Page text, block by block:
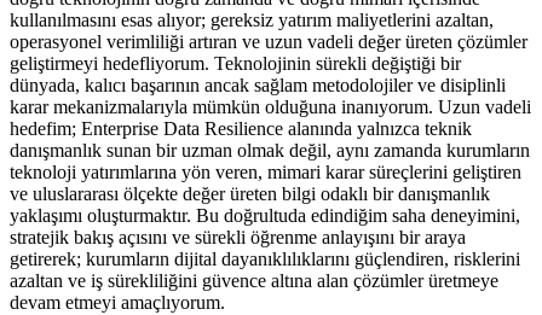
kullanılmasını esas alıyor; gereksiz yatırım maliyetlerini azaltan,
operasyonel verimliliği artıran ve uzun vadeli değer üreten çözümler
geliştirmeyi hedefliyorum. Teknolojinin sürekli değiştiği bir
dünyada, kalıcı başarının ancak sağlam metodolojiler ve disiplinli
karar mekanizmalarıyla mümkün olduğuna inanıyorum. Uzun vadeli
hedefim; Enterprise Data Resilience alanında yalnızca teknik
danışmanlık sunan bir uzman olmak değil, aynı zamanda kurumların
teknoloji yatırımlarına yön veren, mimari karar süreçlerini geliştiren
ve uluslararası ölçekte değer üreten bilgi odaklı bir danışmanlık
yaklaşımı oluşturmaktır. Bu doğrultuda edindiğim saha deneyimini,
stratejik bakış açısını ve sürekli öğrenme anlayışını bir araya
getirerek; kurumların dijital dayanıklılıklarını güçlendiren, risklerini
azaltan ve iş sürekliliğini güvence altına alan çözümler üretmeye
devam etmeyi amaçlıyorum.